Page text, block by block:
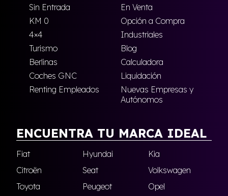
Sin Entrada
En Venta
KM 0
Opción a Compra
4×4
Industriales
Turismo
Blog
Berlinas
Calculadora
Coches GNC
Liquidación
Renting Empleados
Nuevas Empresas y
Autónomos
ENCUENTRA TU MARCA IDEAL
Fiat Hyundai
Kia
Citroën
Seat
Volkswagen
Toyota
Peugeot
Opel